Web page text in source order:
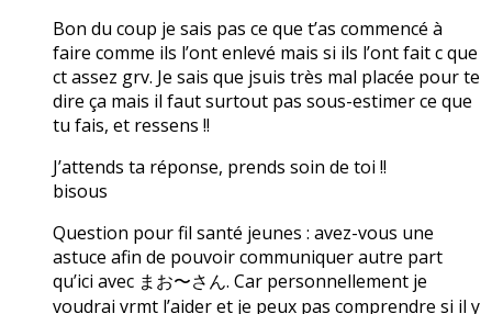
Bon du coup je sais pas ce que t’as commencé à
faire comme ils l’ont enlevé mais si ils l’ont fait c que
ct assez grv. Je sais que jsuis très mal placée pour te
dire ça mais il faut surtout pas sous-estimer ce que
tu fais, et ressens !!
J’attends ta réponse, prends soin de toi !!
bisous
Question pour fil santé jeunes : avez-vous une
astuce afin de pouvoir communiquer autre part
qu’ici avec まお〜さん. Car personnellement je
voudrai vrmt l’aider et je peux pas comprendre si il y